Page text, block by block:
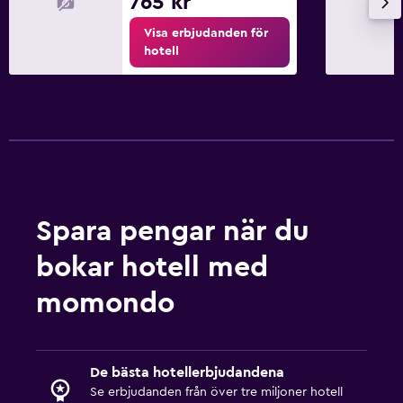
Visa erbjudanden för
hotell
Spara pengar när du
bokar hotell med
momondo
De bästa hotellerbjudandena
Se erbjudanden från över tre miljoner hotell